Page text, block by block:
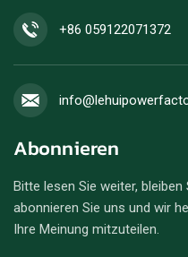
+86 059122071372
Abonnieren
Bitte lesen Sie weiter,
abonnieren Sie uns und wir
Ihre Meinung mitzuteilen.